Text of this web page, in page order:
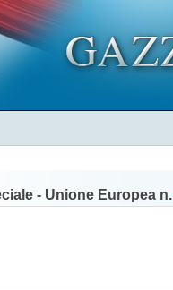
- Unione Europea n.